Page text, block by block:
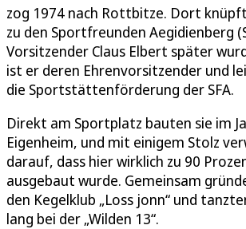
zog 1974 nach Rottbitze. Dort
zu den Sportfreunden Aegidienberg
Vorsitzender Claus Elbert später
ist er deren Ehrenvorsitzender und
die Sportstättenförderung der SFA.
Direkt am Sportplatz bauten sie im
Eigenheim, und mit einigem Stolz
darauf, dass hier wirklich zu 90
ausgebaut wurde. Gemeinsam
den Kegelklub „Loss jonn“ und
lang bei der „Wilden 13“.